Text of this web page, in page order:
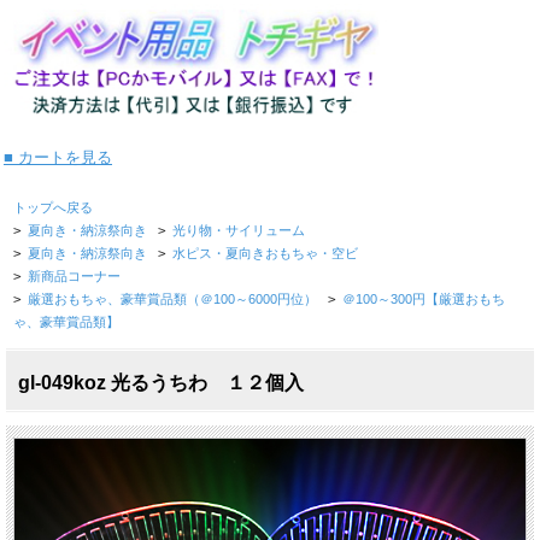
■ カートを見る
トップへ戻る
> 夏向き・納涼祭向き > 光り物・サイリューム
> 夏向き・納涼祭向き > 水ピス・夏向きおもちゃ・空ビ
> 新商品コーナー
> 厳選おもちゃ、豪華賞品類（＠100～6000円位） > ＠100～300円【厳選おもち
ゃ、豪華賞品類】
gl-049koz 光るうちわ １２個入